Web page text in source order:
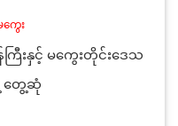
ကွေး
ကြီးနှင့် မကွေးတိုင်းဒေသ
တွေ့ဆုံ